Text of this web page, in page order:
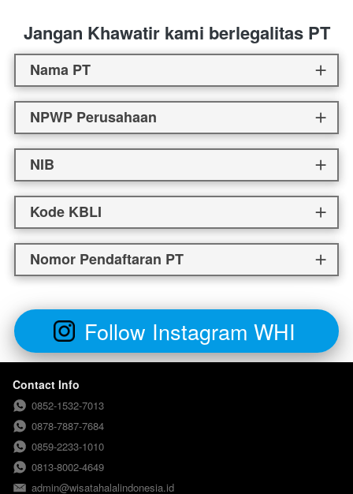
Jangan Khawatir kami berlegalitas PT
Nama PT
NPWP Perusahaan
NIB
Kode KBLI
Nomor Pendaftaran PT
` Follow Instagram WHI
Contact Info
0852-1532-7013
0878-7887-7684
0859-2233-1010
0813-8002-4649
admin@wisatahalalindonesia.id